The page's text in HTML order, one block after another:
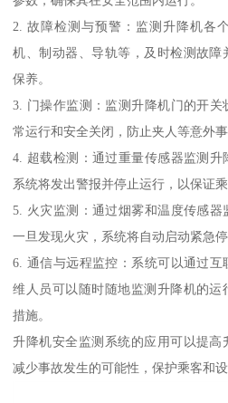
2. 故障检测与预警：监测升降机各
机、制动器、导轨等，及时检测故
保养。
3. 门操作监测：监测升降机门的开
常运行和安全关闭，防止夹人等意外事
4. 超载检测：通过重量传感器监测升
系统将发出警报并停止运行，以保证
5. 火灾监测：通过烟雾和温度传感器
一旦发现火灾，系统将自动启动紧急
6. 通信与远程监控：系统可以通过
维人员可以随时随地监测升降机的运
措施。
升降机安全监测系统的应用可以提高
减少事故发生的可能性，保护乘客和设